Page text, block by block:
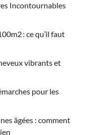
Incontournables
: ce qu’il faut
vibrants et
pour les
âgées : comment